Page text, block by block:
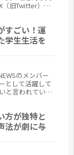
（旧Twitter）の
すごい！運
学生生活を
のメンバー
として活躍して
と言われていま
方が独特と
法が劇に与